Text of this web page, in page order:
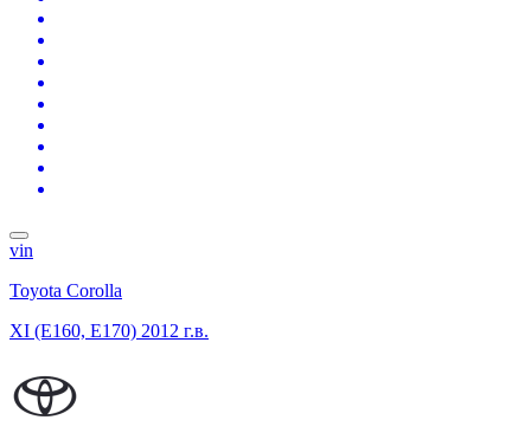
vin
Toyota Corolla
XI (E160, E170) 2012 г.в.